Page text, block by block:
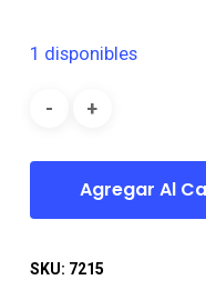
era:
1 disponibles
Agregar Al
SKU: 7215